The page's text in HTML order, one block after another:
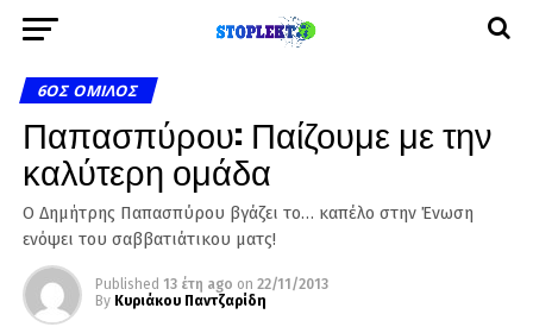
6ΟΣ ΌΜΙΛΟΣ
Παπασπύρου: Παίζουμε με την
καλύτερη ομάδα
Ο Δημήτρης Παπασπύρου βγάζει το… καπέλο στην Ένωση
ενόψει του σαββατιάτικου ματς!
Published 13 έτη ago on 22/11/2013
By Κυριάκου Παντζαρίδη